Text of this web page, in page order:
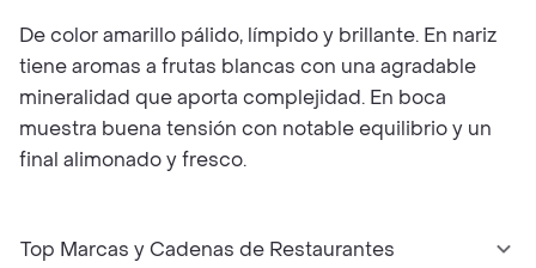
De color amarillo pálido, límpido y brillante. En nariz
tiene aromas a frutas blancas con una agradable
mineralidad que aporta complejidad. En boca
muestra buena tensión con notable equilibrio y un
final alimonado y fresco.
Top Marcas y Cadenas de Restaurantes